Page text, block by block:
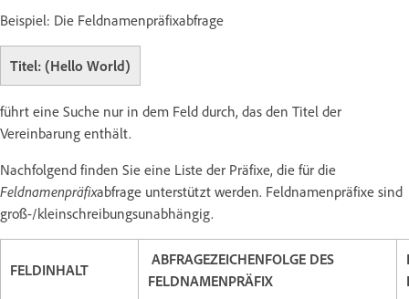
Beispiel: Die Feldnamenpräfixabfrage
Titel: (Hello World)
führt eine Suche nur in dem Feld durch, das den Titel der
Vereinbarung enthält.
Nachfolgend finden Sie eine Liste der Präfixe, die für die
Feldnamenpräfixabfrage unterstützt werden. Feldnamenpräfixe sind
groß-/kleinschreibungsunabhängig.
FELDINHALT
ABFRAGEZEICHENFOLGE DES
FELDNAMENPRÄFIX